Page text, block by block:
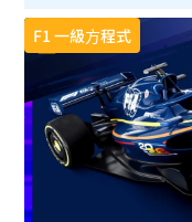
F1 一級方程式